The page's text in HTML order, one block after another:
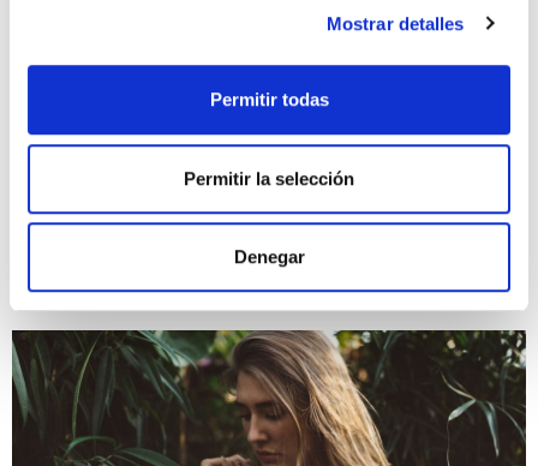
Mostrar detalles
Permitir todas
Permitir la selección
Denegar
como anticonceptivo. Es uno de los métodos
Tiene , entre otras, la […]
Leer más >